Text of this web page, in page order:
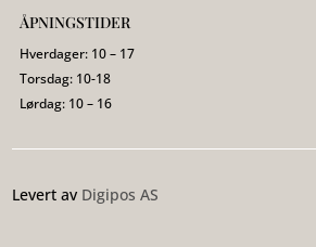
ÅPNINGSTIDER
Hverdager: 10 – 17
Torsdag: 10-18
Lørdag: 10 – 16
Levert av Digipos AS